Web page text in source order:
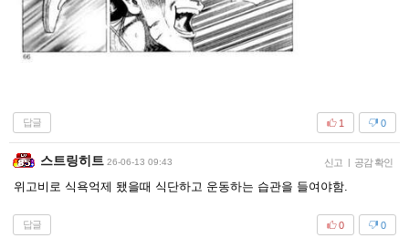
답글 0
1
스트링히트 26-06-13 09:43 신고 | 공감 확인
위고비로 식욕억제 됐을때 식단하고 운동하는 습관을 들여야함.
답글 0
0